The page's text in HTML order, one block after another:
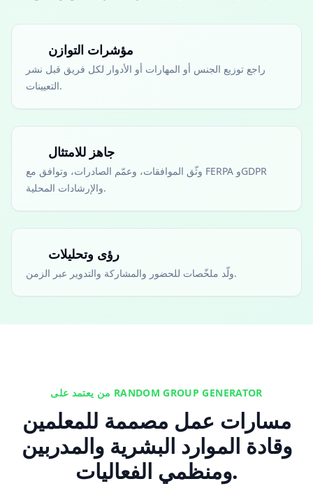
مؤشرات التوازن
راجع توزيع الجنس أو المهارات أو الأدوار لكل فريق قبل نشر
التعيينات.
جاهز للامتثال
وثّق الموافقات، وعمّم الصادرات، وتوافق مع FERPA وGDPR
والإرشادات المحلية.
رؤى وتحليلات
ولّد ملخّصات للحضور والمشاركة والتدوير عبر الزمن.
من يعتمد على RANDOM GROUP GENERATOR
مسارات عمل مصممة للمعلمين
وقادة الموارد البشرية والمدربين
ومنظمي الفعاليات.